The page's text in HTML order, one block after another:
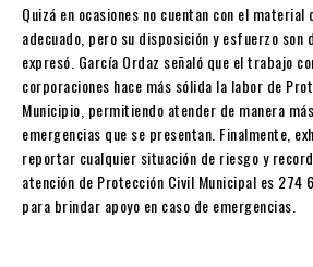
Quizá en ocasiones no cuentan con el
adecuado, pero su disposición y esfuerzo son
expresó. García Ordaz señaló que el trabajo
corporaciones hace más sólida la labor de
Municipio, permitiendo atender de manera
emergencias que se presentan. Finalmente,
reportar cualquier situación de riesgo y
atención de Protección Civil Municipal es 274
para brindar apoyo en caso de emergencias.